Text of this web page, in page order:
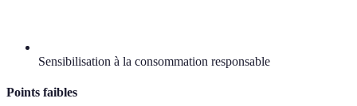
Sensibilisation à la consommation responsable
Points faibles